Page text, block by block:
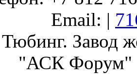
Email: |
Завод
"АСК Форум"